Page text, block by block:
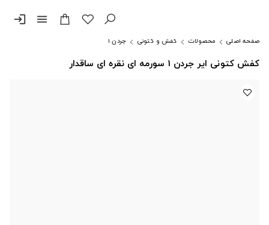
menu
login
صفحه اصلی محصولات کفش و کتونی جردن ۱
کفش کتونی ایر جردن 1 سورمه ای نقره ای ساقدار